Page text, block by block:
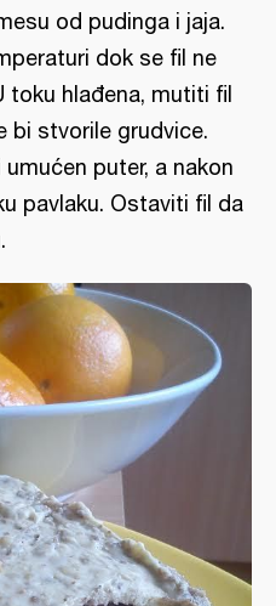
od pudinga i jaja.
dok se fil ne
toku hlađena, mutiti fil
bi stvorile grudvice.
puter, a nakon
pavlaku. Ostaviti fil da